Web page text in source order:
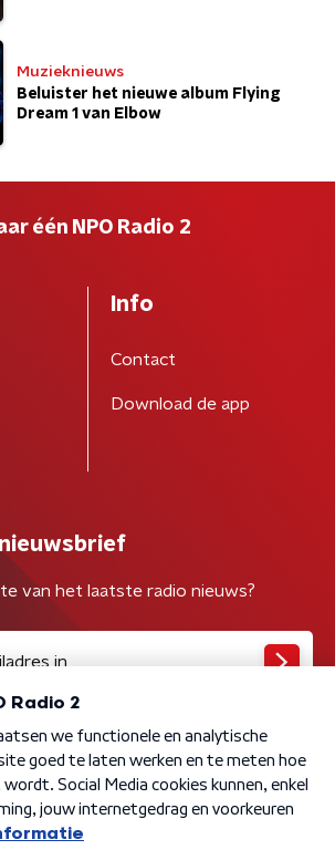
Muzieknieuws
Beluister het nieuwe album Flying
Dream 1 van Elbow
één NPO Radio 2
Info
Contact
Download de app
nieuwsbrief
van het laatste radio nieuws?